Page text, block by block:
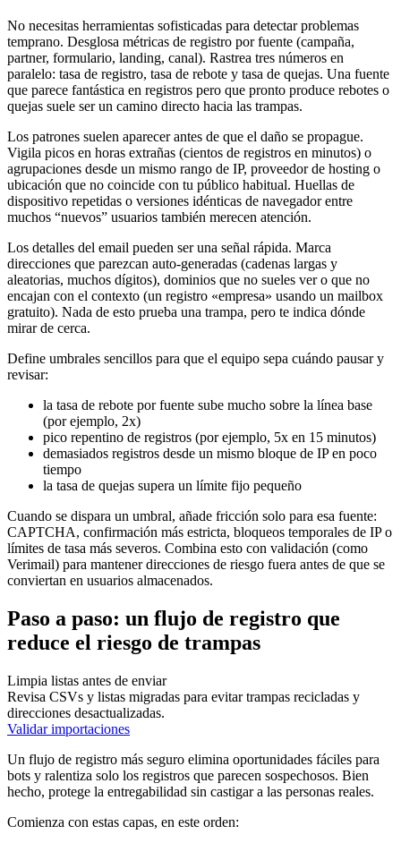
No necesitas herramientas sofisticadas para detectar problemas
temprano. Desglosa métricas de registro por fuente (campaña,
partner, formulario, landing, canal). Rastrea tres números en
paralelo: tasa de registro, tasa de rebote y tasa de quejas. Una fuente
que parece fantástica en registros pero que pronto produce rebotes o
quejas suele ser un camino directo hacia las trampas.
Los patrones suelen aparecer antes de que el daño se propague.
Vigila picos en horas extrañas (cientos de registros en minutos) o
agrupaciones desde un mismo rango de IP, proveedor de hosting o
ubicación que no coincide con tu público habitual. Huellas de
dispositivo repetidas o versiones idénticas de navegador entre
muchos “nuevos” usuarios también merecen atención.
Los detalles del email pueden ser una señal rápida. Marca
direcciones que parezcan auto-generadas (cadenas largas y
aleatorias, muchos dígitos), dominios que no sueles ver o que no
encajan con el contexto (un registro «empresa» usando un mailbox
gratuito). Nada de esto prueba una trampa, pero te indica dónde
mirar de cerca.
Define umbrales sencillos para que el equipo sepa cuándo pausar y
revisar:
la tasa de rebote por fuente sube mucho sobre la línea base
(por ejemplo, 2x)
pico repentino de registros (por ejemplo, 5x en 15 minutos)
demasiados registros desde un mismo bloque de IP en poco
tiempo
la tasa de quejas supera un límite fijo pequeño
Cuando se dispara un umbral, añade fricción solo para esa fuente:
CAPTCHA, confirmación más estricta, bloqueos temporales de IP o
límites de tasa más severos. Combina esto con validación (como
Verimail) para mantener direcciones de riesgo fuera antes de que se
conviertan en usuarios almacenados.
Paso a paso: un flujo de registro que
reduce el riesgo de trampas
Limpia listas antes de enviar
Revisa CSVs y listas migradas para evitar trampas recicladas y
direcciones desactualizadas.
Validar importaciones
Un flujo de registro más seguro elimina oportunidades fáciles para
bots y ralentiza solo los registros que parecen sospechosos. Bien
hecho, protege la entregabilidad sin castigar a las personas reales.
Comienza con estas capas, en este orden: